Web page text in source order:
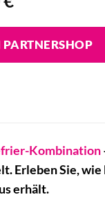
Kombination
Erleben Sie,
erhält.